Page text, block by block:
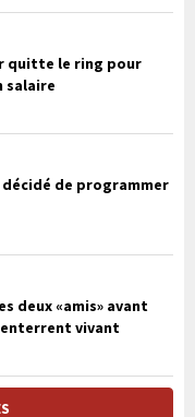
quitte le ring pour
salaire
décidé de programmer
deux «amis» avant
vivant